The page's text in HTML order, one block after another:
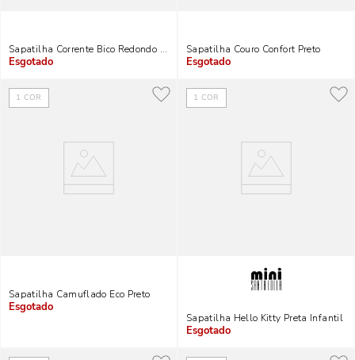
Sapatilha Corrente Bico Redondo Preta
Indisponível
Sapatilha Couro Confort Preto
Indisponível
1 COR
Sapatilha Camuflado Eco Preto
Indisponível
1 COR
Sapatilha Hello Kitty Preta Infantil
Indisponível